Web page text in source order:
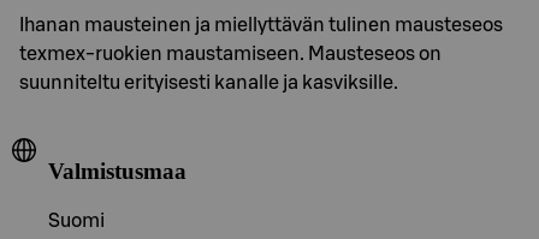
Ihanan mausteinen ja miellyttävän tulinen mausteseos
texmex-ruokien maustamiseen. Mausteseos on
suunniteltu erityisesti kanalle ja kasviksille.
Valmistusmaa
Suomi